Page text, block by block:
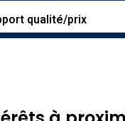
qualité/prix